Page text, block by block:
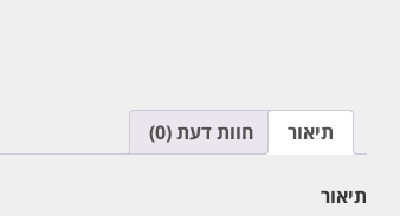
תיאור חוות דעת (0)
תיאור